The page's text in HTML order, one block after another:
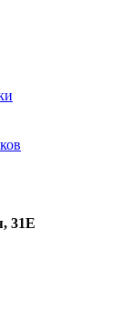
31Е